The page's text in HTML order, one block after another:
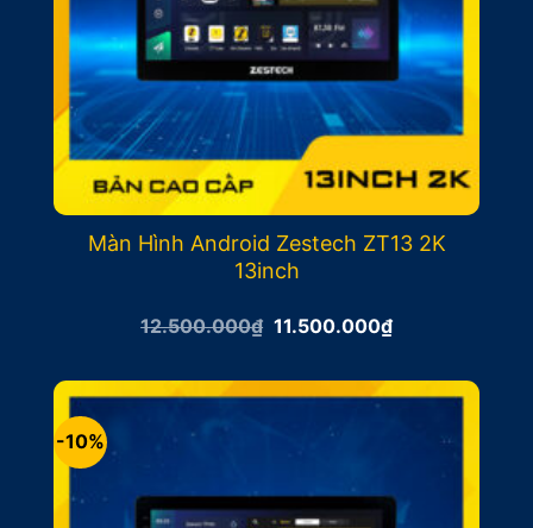
Màn Hình Android Zestech ZT13 2K
13inch
12.500.000₫ Giá
12.500.000₫.
11.500.000₫Giá
hiện
là:
11.500.000₫.
-10%